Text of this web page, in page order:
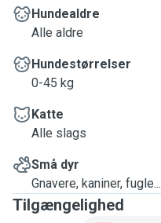
Hundealdre
Alle aldre
Hundestørrelser
0-45 kg
Katte
Alle slags
Små dyr
Gnavere, kaniner, fugle...
Tilgængelighed